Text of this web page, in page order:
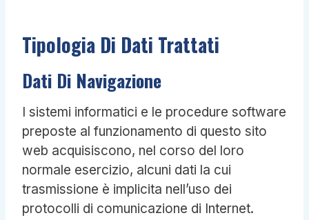
Tipologia Di Dati Trattati
Dati Di Navigazione
I sistemi informatici e le procedure software
preposte al funzionamento di questo sito
web acquisiscono, nel corso del loro
normale esercizio, alcuni dati la cui
trasmissione è implicita nell’uso dei
protocolli di comunicazione di Internet.